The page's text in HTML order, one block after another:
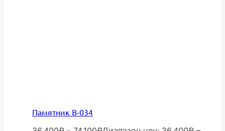
Памятник В-034